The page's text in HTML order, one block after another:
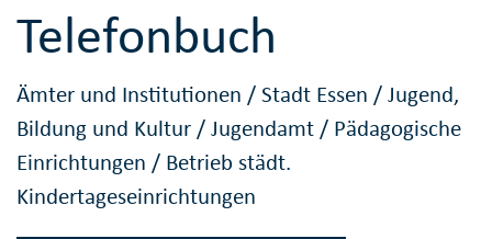
Telefonbuch
Ämter und Institutionen /Stadt Essen /Jugend,
Bildung und Kultur /Jugendamt / Pädagogische
Einrichtungen / Betrieb städt.
Kindertageseinrichtungen